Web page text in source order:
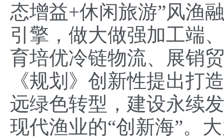
态增益+休闲旅游”风渔
引擎，做大做强加工端
育培优冷链物流、展销
《规划》创新性提出打
远绿色转型，建设永续
现代渔业的“创新海”。